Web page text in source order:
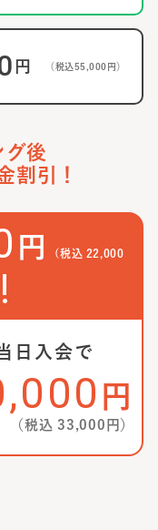
円 （税込 55,000 円）
グ後
割引！
円 (税込 22,000
日入会で
円
（税込33,000 円）